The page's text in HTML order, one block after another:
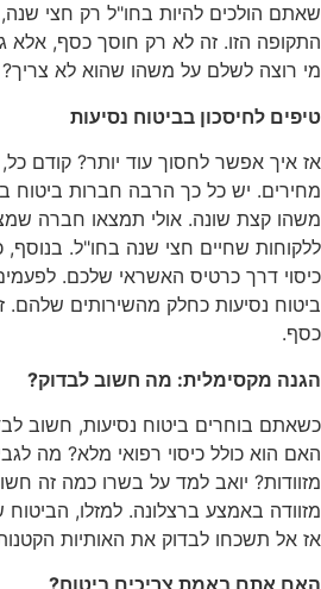
שאתם הולכים להיות בחו"ל רק חצי
התקופה הזו. זה לא רק חוסך כסף, אלא
מי רוצה לשלם על משהו שהוא לא צריך?
טיפים לחיסכון בביטוח נסיעות
אז איך אפשר לחסוך עוד יותר? קודם
מחירים. יש כל כך הרבה חברות ביטוח
משהו קצת שונה. אולי תמצאו חברה
ללקוחות שחיים חצי שנה בחו"ל.
כיסוי דרך כרטיס האשראי שלכם.
ביטוח נסיעות כחלק מהשירותים שלהם.
כסף.
הגנה מקסימלית: מה חשוב לבדוק?
כשאתם בוחרים ביטוח נסיעות, חשוב
האם הוא כולל כיסוי רפואי מלא? מה
מזוודות? יואב למד על בשרו כמה זה
מזוודה באמצע ברצלונה. למזלו,
אז אל תשכחו לבדוק את האותיות